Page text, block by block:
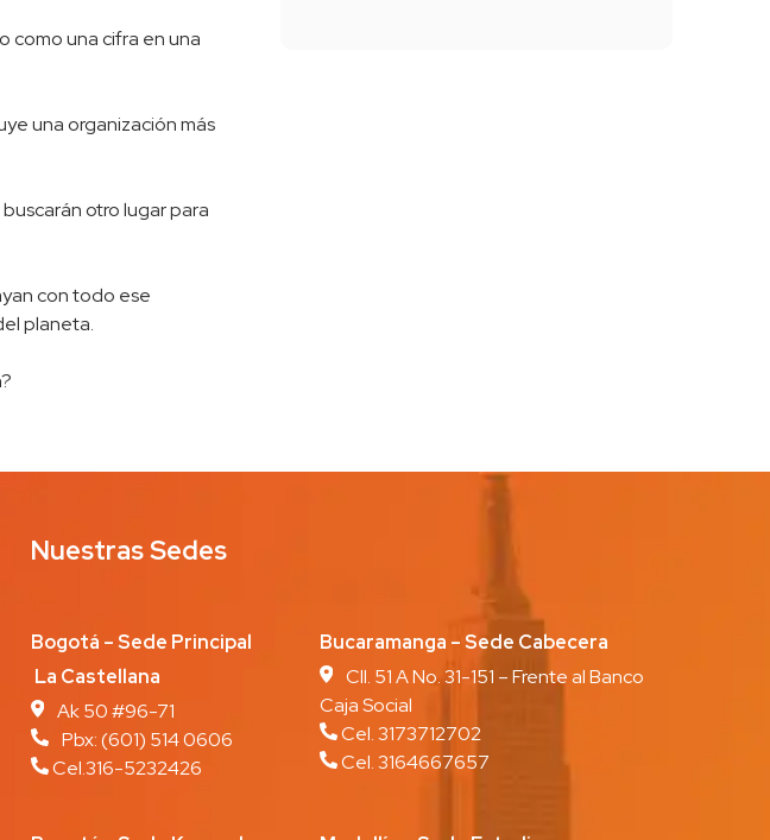
como una cifra en una
una organización más
otro lugar para
con todo ese
planeta.
Nuestras Sedes
Bogotá – Sede Principal
La Castellana
Ak 50 #96-71
Pbx:(601) 514 0606
Cel.316-5232426
Bucaramanga – Sede Cabecera
Cll. 51 A No. 31-151 – Frente al Banco
Caja Social
Cel. 3173712702
Cel. 3164667657